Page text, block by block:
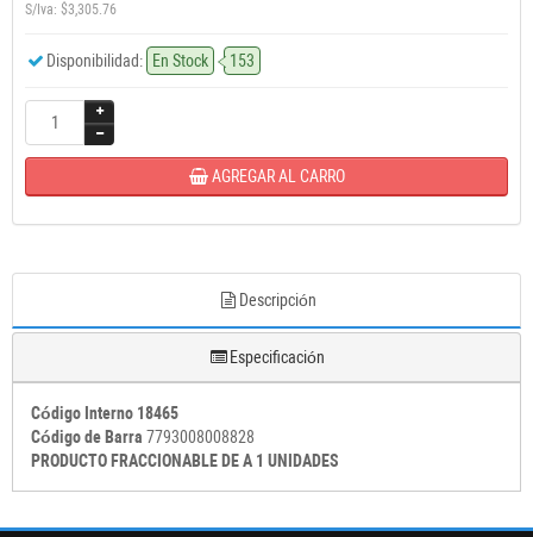
S/Iva: $3,305.76
Disponibilidad: En Stock 153
AGREGAR AL CARRO
Descripción
Especificación
Código Interno 18465
Código de Barra 7793008008828
PRODUCTO FRACCIONABLE DE A 1 UNIDADES